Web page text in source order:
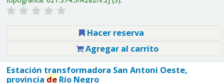
Hacer reserva
Agregar al carrito
Estación transformadora San Antoni Oeste,
provincia deRío Negro